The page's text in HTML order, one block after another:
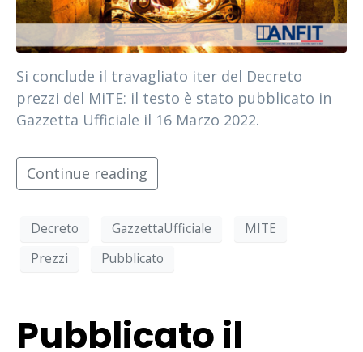
Si conclude il travagliato iter del Decreto
prezzi del MiTE: il testo è stato pubblicato in
Gazzetta Ufficiale il 16 Marzo 2022.
Continue reading
Decreto GazzettaUfficiale
MITE
Prezzi
Pubblicato
Pubblicato il